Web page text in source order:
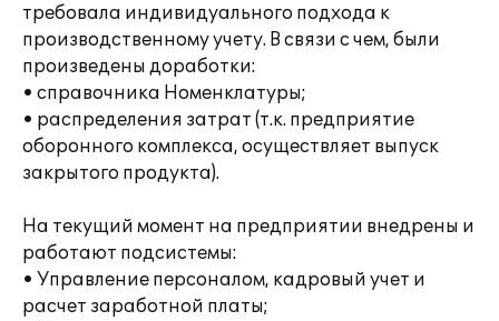
требовала индивидуального подхода к
производственному учету. В связи с чем, были
произведены доработки:
• справочника Номенклатуры;
• распределения затрат (т.к. предприятие
оборонного комплекса, осуществляет выпуск
закрытого продукта).
На текущий момент на предприятии внедрены и
работают подсистемы:
• Управление персоналом, кадровый учет и
расчет заработной платы;